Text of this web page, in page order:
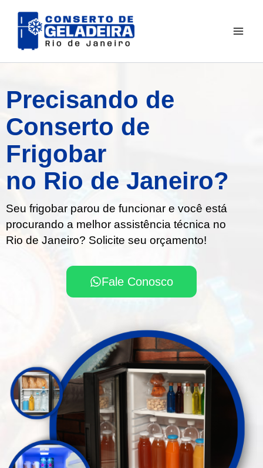
para
Precisando de
Conserto de
Frigobar
no Rio de Janeiro?
Seu frigobar parou de funcionar e você está
procurando a melhor assistência técnica no
Rio de Janeiro? Solicite seu orçamento!
Fale Conosco